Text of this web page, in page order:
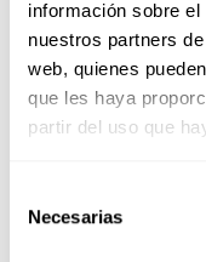
información sobre
nuestros partners
web, quienes
que les haya
partir del uso que
Necesarias
Les
todas